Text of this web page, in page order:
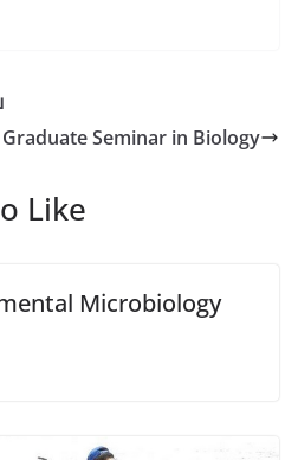
Graduate Seminar in Biology
Like
Microbiology